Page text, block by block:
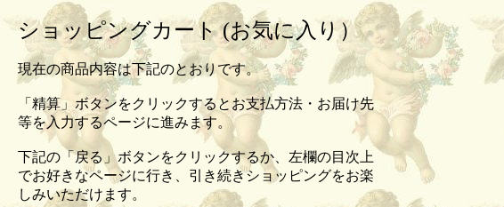
ショッピングカート (お気に入り）
現在の商品内容は下記のとおりです。
「精算」ボタンをクリックするとお支払方法・お届け先
等を入力するページに進みます。
下記の「戻る」ボタンをクリックするか、左欄の目次上
でお好きなページに行き、引き続きショッピングをお楽
しみいただけます。